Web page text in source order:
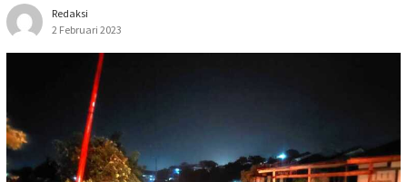
Redaksi
2 Februari 2023